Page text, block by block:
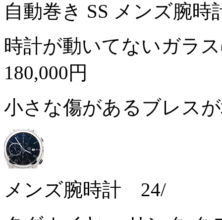
自動巻き SS メンズ腕時
時計が動いてないガラ
180,000円
小さな傷があるブレス
メンズ腕時計 24/